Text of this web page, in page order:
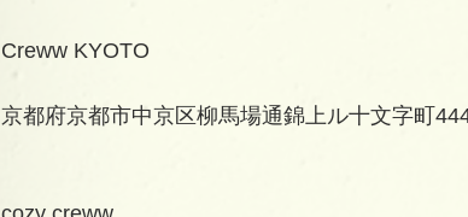
Creww KYOTO
京都府京都市中京区柳馬場通錦上ル十文字町